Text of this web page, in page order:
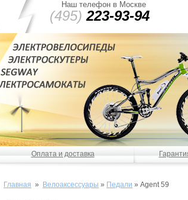
Наш телефон в Москве
(495) 223-93-94
Оплата и доставка
Главная » Велоаксессуары » Педали » Agent 59